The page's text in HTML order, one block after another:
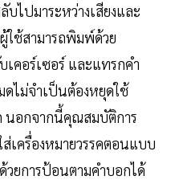
ไปมาระหว่างเสียงและ
ใช้สามารถพิมพ์ด้วย
เคอร์เซอร์ และแทรกคำ
ไม่จำเป็นต้องหยุดใช้
นอกจากนี้คุณสมบัติการ
เครื่องหมายวรรคตอนแบบ
วยการป้อนตามคำบอกได้